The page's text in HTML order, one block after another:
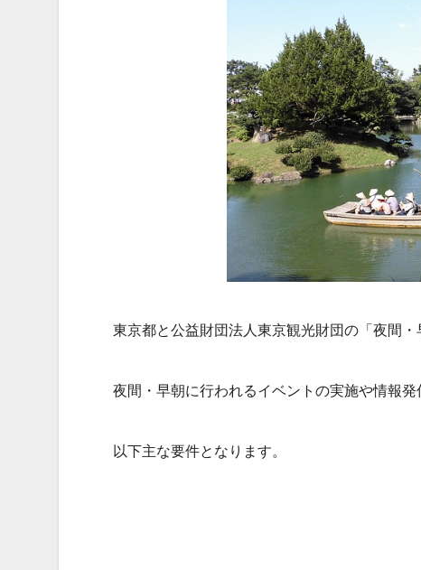
東京都と公益財団法人東京観光財団の「夜間
夜間・早朝に行われるイベントの実施や情報発
以下主な要件となります。